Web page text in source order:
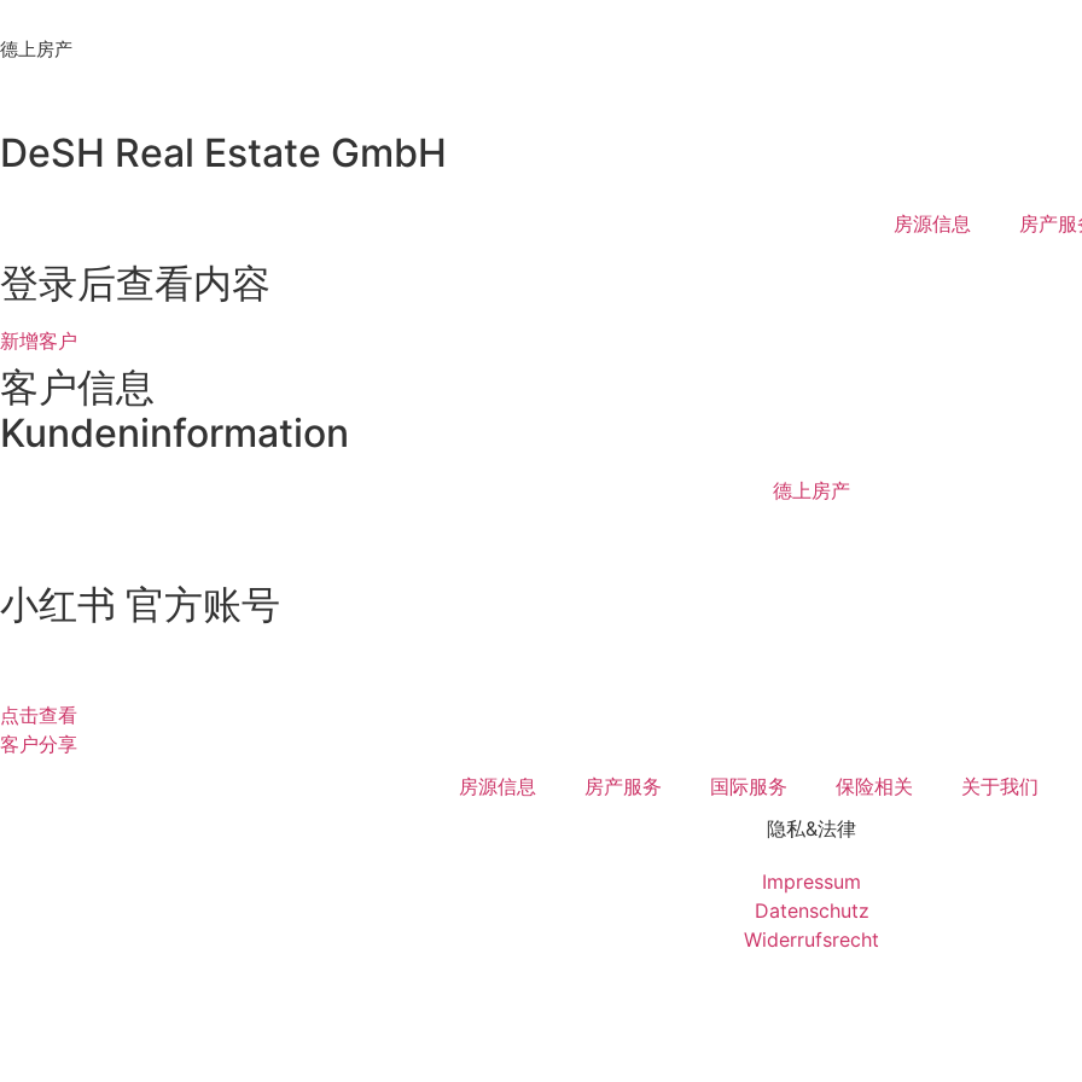
to
德上房产
DeSH Real Estate GmbH
房源信息 房产服
登录后查看内容
新增客户
客户信息
Kundeninformation
德上房产
小红书 官方账号
点击查看
客户分享
房源信息
房产服务 国际服务 保险相关
关于我们
隐私&法律
Impressum
Datenschutz
Widerrufsrecht